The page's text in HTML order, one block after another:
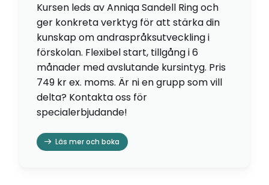
Kursen leds av Anniqa Sandell Ring och
ger konkreta verktyg för att stärka din
kunskap om andraspråksutveckling i
förskolan. Flexibel start, tillgång i 6
månader med avslutande kursintyg. Pris
749 kr ex. moms. Är ni en grupp som vill
delta? Kontakta oss för
specialerbjudande!
Läs mer och boka